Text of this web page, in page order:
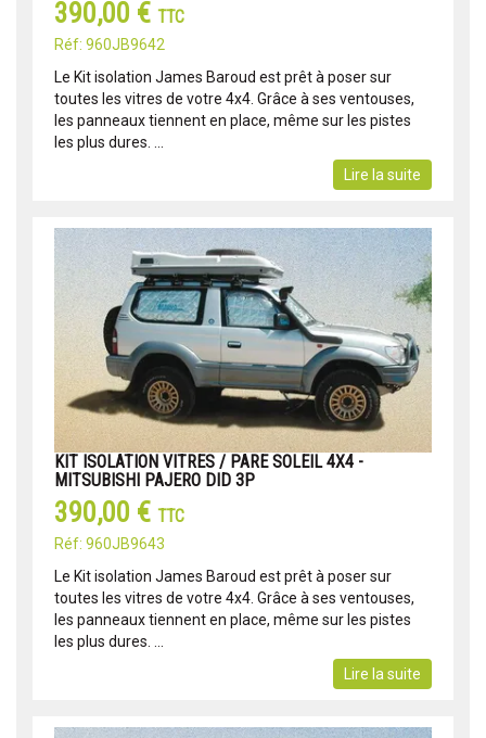
390,00 € TTC
Réf: 960JB9642
Le Kit isolation James Baroud est prêt à poser sur
toutes les vitres de votre 4x4. Grâce à ses ventouses,
les panneaux tiennent en place, même sur les pistes
les plus dures. ...
Lire la suite
KIT ISOLATION VITRES / PARE SOLEIL 4X4 -
MITSUBISHI PAJERO DID 3P
390,00 € TTC
Réf: 960JB9643
Le Kit isolation James Baroud est prêt à poser sur
toutes les vitres de votre 4x4. Grâce à ses ventouses,
les panneaux tiennent en place, même sur les pistes
les plus dures. ...
Lire la suite